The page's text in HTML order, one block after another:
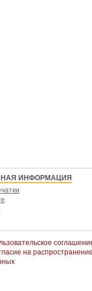
ИНФОРМАЦИЯ
на